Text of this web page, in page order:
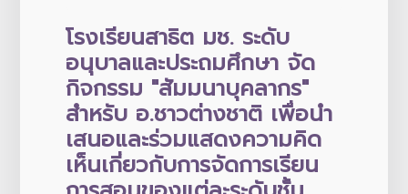
โรงเรียนสาธิต มช. ระดับ
อนุบาลและประถมศึกษา จัด
กิจกรรม "สัมมนาบุคลากร"
สำหรับ อ.ชาวต่างชาติ เพื่อนำ
เสนอและร่วมแสดงความคิด
เห็นเกี่ยวกับการจัดการเรียน